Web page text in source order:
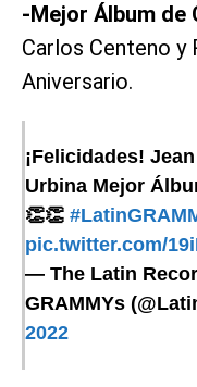
-Mejor Álbum de
Carlos Centeno y
Aniversario.
¡Felicidades!
Urbina Mejor
👏👏
pic.twitter.com/
— The Latin
GRAMMYs
2022